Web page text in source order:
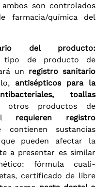
son controlados
farmacia/química del
del producto:
tipo de producto de
un registro sanitario
antisépticos para la
toallas
productos de
requieren registro
sustancias
pueden afectar la
a presentar es similar
fórmula cuali-
certificado de libre